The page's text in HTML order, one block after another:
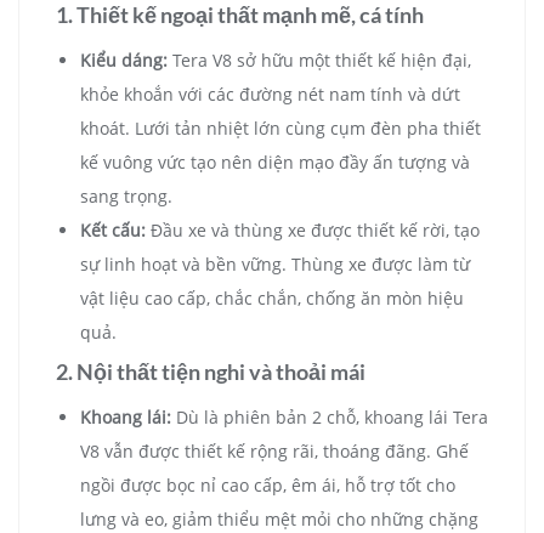
1. Thiết kế ngoại thất mạnh mẽ, cá tính
Kiểu dáng: Tera V8 sở hữu một thiết kế hiện đại,
khỏe khoắn với các đường nét nam tính và dứt
khoát. Lưới tản nhiệt lớn cùng cụm đèn pha thiết
kế vuông vức tạo nên diện mạo đầy ấn tượng và
sang trọng.
Kết cấu: Đầu xe và thùng xe được thiết kế rời, tạo
sự linh hoạt và bền vững. Thùng xe được làm từ
vật liệu cao cấp, chắc chắn, chống ăn mòn hiệu
quả.
2. Nội thất tiện nghi và thoải mái
Khoang lái: Dù là phiên bản 2 chỗ, khoang lái Tera
V8 vẫn được thiết kế rộng rãi, thoáng đãng. Ghế
ngồi được bọc nỉ cao cấp, êm ái, hỗ trợ tốt cho
lưng và eo, giảm thiểu mệt mỏi cho những chặng